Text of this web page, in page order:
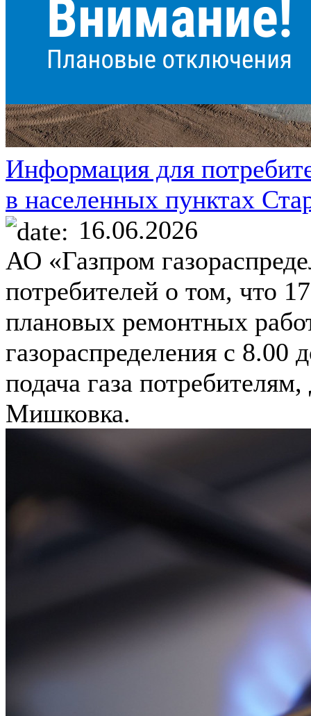
Информация для
в населенных пунктах
16.06.2026
АО «Газпром
потребителей о том, что
плановых ремонтных
газораспределения с 8.00
подача газа
Мишковка.